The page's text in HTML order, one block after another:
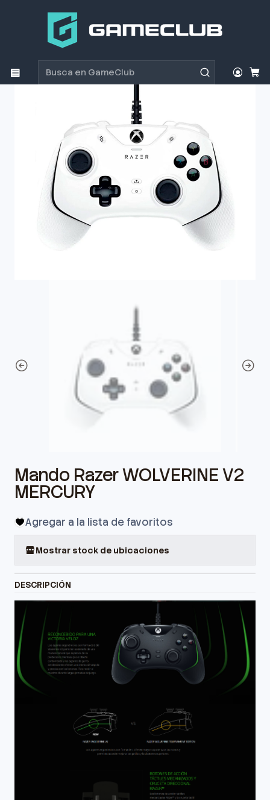
Productos
Mando Razer WOLVERINE V2 MERCURY
Mando Razer WOLVERINE V2
MERCURY
Agregar a la lista de favoritos
Mostrar stock de ubicaciones
DESCRIPCIÓN